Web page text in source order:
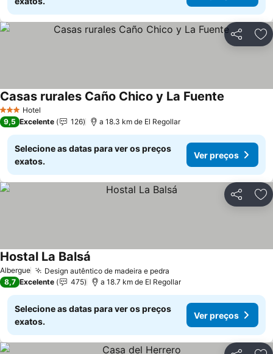
Partilhar
3 EstrelasHotel
Casas rurales Caño Chico y La Fuente
9,5 Excelente 126 a 18.3 km de El Regollar
Selecione as datas para ver os preços
exatos.
Ver preços
Partilhar
Albergue Design autêntico de madeira e pedra
Hostal La Balsá
8,7 Excelente 475 a 18.7 km de El Regollar
Selecione as datas para ver os preços
exatos.
Ver preços